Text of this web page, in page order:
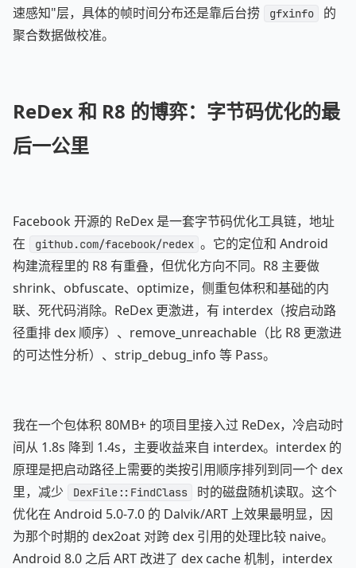
速感知"层，具体的帧时间分布还是靠后台捞
gfxinfo
的
聚合数据做校准。
ReDex 和 R8 的博弈：字节码优化的最
后一公里
Facebook 开源的 ReDex 是一套字节码优化工具链，地址
在
github.com/facebook/redex 。它的定位和 Android
构建流程里的 R8 有重叠，但优化方向不同。R8 主要做
shrink、obfuscate、optimize，侧重包体积和基础的内
联、死代码消除。ReDex 更激进，有 interdex（按启动路
径重排 dex 顺序）、remove_unreachable（比 R8 更激进
的可达性分析）、strip_debug_info 等 Pass。
我在一个包体积 80MB+ 的项目里接入过 ReDex，冷启动时
间从 1.8s 降到 1.4s，主要收益来自 interdex。interdex 的
原理是把启动路径上需要的类按引用顺序排列到同一个 dex
里，减少
DexFile::FindClass
时的磁盘随机读取。这个
优化在 Android 5.0-7.0 的 Dalvik/ART 上效果最明显，因
为那个时期的 dex2oat 对跨 dex 引用的处理比较 naive。
Android 8.0 之后 ART 改进了 dex cache 机制，interdex